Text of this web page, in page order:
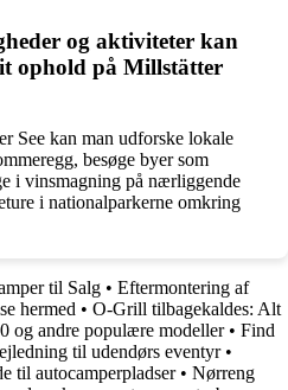
og aktiviteter kan
ophold på Millstätter
See kan man udforske lokale
besøge byer som
i vinsmagning på nærliggende
i nationalparkerne omkring
til Salg • Eftermontering af
hermed • O-Grill tilbagekaldes: Alt
og andre populære modeller• Find
til udendørs eventyr•
til autocamperpladser• Nørreng